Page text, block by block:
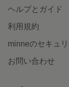
ヘルプとガイド
利用規約
minneのセキュリ
お問い合わせ